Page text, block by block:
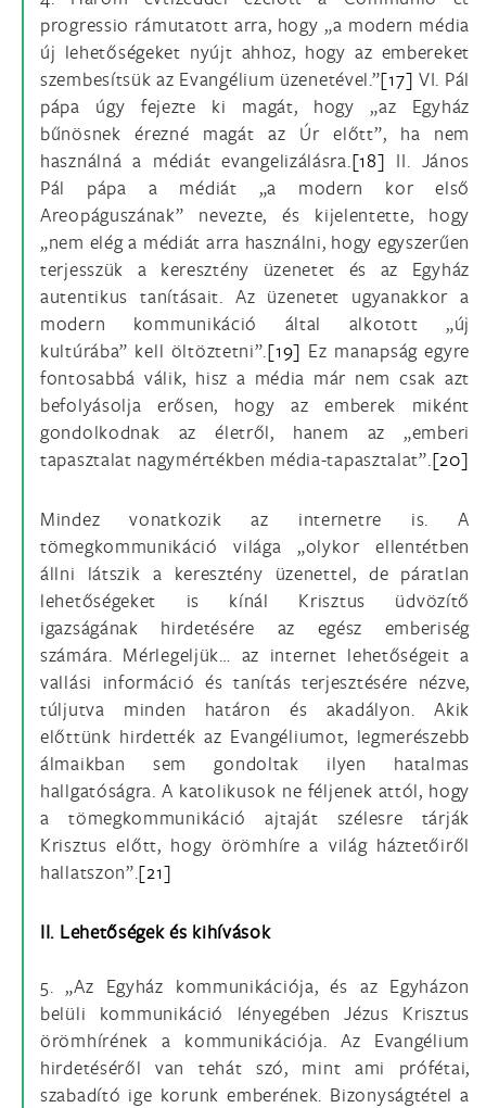
progressio rámutatott arra, hogy „a modern média
új lehetőségeket nyújt ahhoz, hogy az embereket
szembesítsük az Evangélium üzenetével.”[17] VI. Pál
pápa úgy fejezte ki magát, hogy „az Egyház
bűnösnek érezné magát az Úr előtt”, ha nem
használná a médiát evangelizálásra.[18] II. János
Pál pápa a médiát „a modern kor első
Areopáguszának” nevezte, és kijelentette, hogy
„nem elég a médiát arra használni, hogy egyszerűen
terjesszük a keresztény üzenetet és az Egyház
autentikus tanításait. Az üzenetet ugyanakkor a
modern kommunikáció által alkotott „új
kultúrába” kell öltöztetni”.[19] Ez manapság egyre
fontosabbá válik, hisz a média már nem csak azt
befolyásolja erősen, hogy az emberek miként
gondolkodnak az életről, hanem az „emberi
tapasztalat nagymértékben média-tapasztalat”.[20]
Mindez vonatkozik az internetre is. A
tömegkommunikáció világa „olykor ellentétben
állni látszik a keresztény üzenettel, de páratlan
lehetőségeket is kínál Krisztus üdvözítő
igazságának hirdetésére az egész emberiség
számára. Mérlegeljük… az internet lehetőségeit a
vallási információ és tanítás terjesztésére nézve,
túljutva minden határon és akadályon. Akik
előttünk hirdették az Evangéliumot, legmerészebb
álmaikban sem gondoltak ilyen hatalmas
hallgatóságra. A katolikusok ne féljenek attól, hogy
a tömegkommunikáció ajtaját szélesre tárják
Krisztus előtt, hogy örömhíre a világ háztetőiről
hallatszon”.[21]
II. Lehetőségek és kihívások
5. „Az Egyház kommunikációja, és az Egyházon
belüli kommunikáció lényegében Jézus Krisztus
örömhírének a kommunikációja. Az Evangélium
hirdetéséről van tehát szó, mint ami prófétai,
szabadító ige korunk emberének. Bizonyságtétel a